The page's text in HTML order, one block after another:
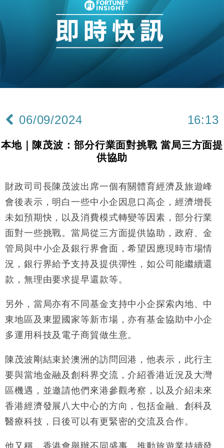
損失近6900萬元
財經｜日經失守6.5萬點後回穩 全周仍升近2%
15:47
財經｜恒隆10月換帥 玩具「反」斗城亞洲CEO蔡德
財經｜韓股反覆波動收跌 連挫7周創逾3年最長跌勢
12:44
財經｜日本春季三度入市撐日圓 4月單日斥6.28萬億
11:12
國際｜特朗普料美伊戰事快結束 承認部分彈藥庫存緊
司
18:31
財經｜華僑銀行上半年淨利創新高 中期息增15%至
及消費表現
16:47
本地｜假冒內地執法人員要求交「保證金」 43歲女子
損失近6900萬元
16:05
財經｜日經失守6.5萬點後回穩 全周仍升近2%
15:47
財經｜恒隆10月換帥 玩具「反」斗城亞洲CEO蔡德
粦接任
15:11
財經｜韓股反覆波動收跌 連挫7周創逾3年最長跌勢
差達1125億美元
12:44
財經｜日本春季三度入市撐日圓 4月單日斥6.28萬億
日圓干預創新高
11:12
國際｜特朗普料美伊戰事快結束 承認部分彈藥庫存緊
張
15:59
財經｜SA售股自救後再出手 斥4億美元押注未上市公
06/09/2024 16:13
本地｜陳茂波：部分行業面對挑戰 當局三方面提
供協助
財政司司長陳茂波出席一個有關體育經濟及旅遊峰
會後表示，明白一些中小企因息口高企，經濟增長
未如預期快，以及消費模式轉變等因素，部分行業
面對一些挑戰。當局從三方面提供協助，政府、金
管局與中小企及銀行界會面，希望因應現時市場情
況，銀行界給予支持及提供彈性，如公司能繼續還
款，無理由要求提早還款等。
另外，當局亦有不同基金支持中小企探索內地、中
東地區及東盟國家等新市場，亦有基金協助中小企
多運用科技及電子商貿做生意。
陳茂波剛結束於澳洲的訪問回港，他表示，此行主
要與當地金融及創科界交流，介紹香港近況及大灣
區機遇，並邀請他們來港參觀考察，以及介紹未來
香港經濟發展八大中心的方向，包括金融、創科及
醫療科技，日後可以有更緊密的交流及合作。